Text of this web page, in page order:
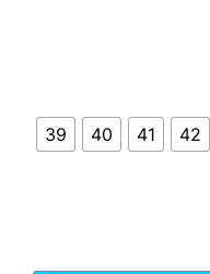
39 40 41 42